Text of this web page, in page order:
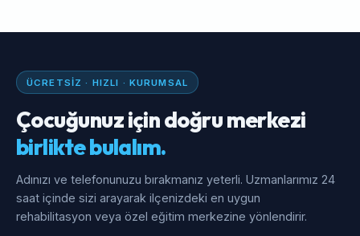
ÜCRETSIZ · HIZLI · KURUMSAL
Çocuğunuz için doğru merkezi
birlikte bulalım.
Adınızı ve telefonunuzu bırakmanız yeterli. Uzmanlarımız 24
saat içinde sizi arayarak ilçenizdeki en uygun
rehabilitasyon veya özel eğitim merkezine yönlendirir.